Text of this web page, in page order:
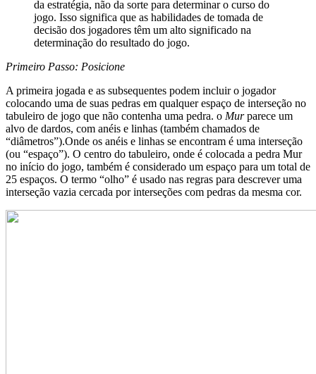
da estratégia, não da sorte para determinar o curso do
jogo. Isso significa que as habilidades de tomada de
decisão dos jogadores têm um alto significado na
determinação do resultado do jogo.
Primeiro Passo: Posicione
A primeira jogada e as subsequentes podem incluir o jogador
colocando uma de suas pedras em qualquer espaço de interseção no
tabuleiro de jogo que não contenha uma pedra. o Murparece um
alvo de dardos, com anéis e linhas (também chamados de
“diâmetros”).Onde os anéis e linhas se encontram é uma interseção
(ou “espaço”). O centro do tabuleiro, onde é colocada a pedra Mur
no início do jogo, também é considerado um espaço para um total de
25 espaços. O termo “olho” é usado nas regras para descrever uma
interseção vazia cercada por interseções com pedras da mesma cor.